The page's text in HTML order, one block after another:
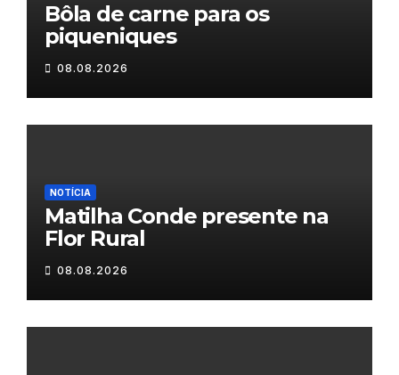
Bôla de carne para os
piqueniques
08.08.2026
NOTÍCIA
Matilha Conde presente na
Flor Rural
08.08.2026